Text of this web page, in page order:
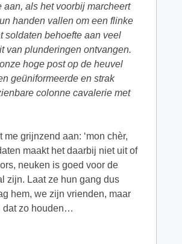
als het voorbij marcheert
handen vallen om een flinke
soldaten behoefte aan veel
van plunderingen ontvangen.
hoge post op de heuvel
geüniformeerde en strak
colonne cavalerie met
grijnzend aan: ‘mon chèr,
maakt het daarbij niet uit of
neuken is goed voor de
zijn. Laat ze hun gang dus
hem, we zijn vrienden, maar
dat zo houden…